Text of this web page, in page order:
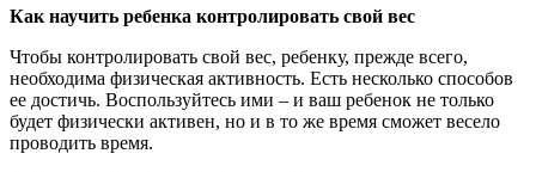
Как научить ребенка контролировать свой вес
Чтобы контролировать свой вес, ребенку, прежде всего,
необходима физическая активность. Есть несколько способов
ее достичь. Воспользуйтесь ими – и ваш ребенок не только
будет физически активен, но и в то же время сможет весело
проводить время.